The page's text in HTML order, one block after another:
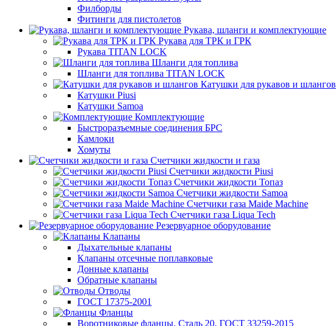
Филборды
Фитинги для пистолетов
Рукава, шланги и комплектующие
Рукава для ТРК и ГРК
Рукава TITAN LOCK
Шланги для топлива
Шланги для топлива TITAN LOCK
Катушки для рукавов и шлангов
Катушки Piusi
Катушки Samoa
Комплектующие
Быстроразъемные соединения БРС
Камлоки
Хомуты
Счетчики жидкости и газа
Счетчики жидкости Piusi
Счетчики жидкости Топаз
Счетчики жидкости Samoa
Счетчики газа Maide Machine
Счетчики газа Liqua Tech
Резервуарное оборудование
Клапаны
Дыхательные клапаны
Клапаны отсечные поплавковые
Донные клапаны
Обратные клапаны
Отводы
ГОСТ 17375-2001
Фланцы
Воротниковые фланцы. Сталь 20. ГОСТ 33259-2015